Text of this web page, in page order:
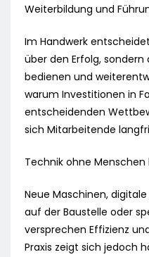
Weiterbildung und
Im Handwerk
über den Erfolg, sondern
bedienen und
warum Investitionen in
entscheidenden
sich Mitarbeitende
Technik ohne Menschen
Neue Maschinen,
auf der Baustelle oder
versprechen Effizienz
Praxis zeigt sich jedoch